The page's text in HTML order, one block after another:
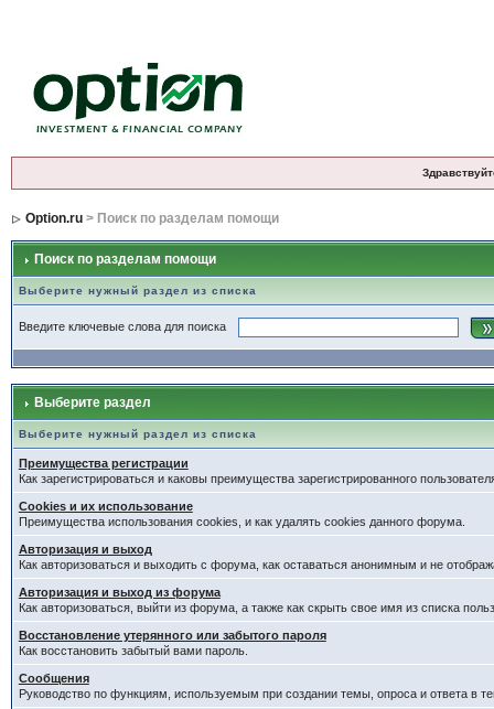
Option.ru> Поиск по разделам помощи
Поиск по разделам помощи
Выберите нужный раздел из списка
Введите ключевые слова для поиска
Выберите раздел
Выберите нужный раздел из списка
Преимущества регистрации
Как зарегистрироваться и каковы преимущества зарегистрированного
Cookies и их использование
Преимущества использования cookies, и как удалять cookies данного форума.
Авторизация и выход
Как авторизоваться и выходить с форума, как оставаться анонимным и не
Авторизация и выход из форума
Как авторизоваться, выйти из форума, а также как скрыть свое имя из списка
Восстановление утерянного или забытого пароля
Как восстановить забытый вами пароль.
Сообщения
Руководство по функциям, используемым при создании темы, опроса и ответа в